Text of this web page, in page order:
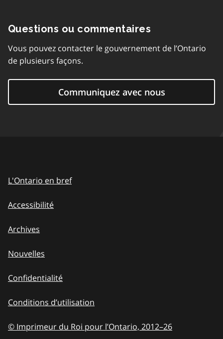
Questions ou commentaires
Vous pouvez contacter le gouvernement de l’Ontario
de plusieurs façons.
Communiquez avec nous
L'Ontario en bref
Accessibilité
Archives
Nouvelles
Confidentialité
Conditions d’utilisation
© Imprimeur du Roi pour l’Ontario, 2012–to
26